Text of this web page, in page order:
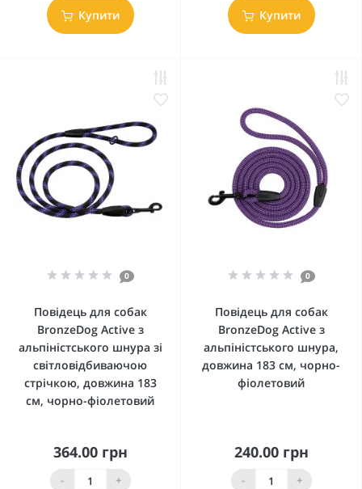
Купити Купити
0
Повідець для собак
BronzeDog Active з
альпіністського шнура зі
світловідбиваючою
стрічкою, довжина 183
см, чорно-фіолетовий
364.00 грн
- +
0
Повідець для собак
BronzeDog Active з
альпіністського шнура,
довжина 183 см, чорно-
фіолетовий
240.00 грн
- +